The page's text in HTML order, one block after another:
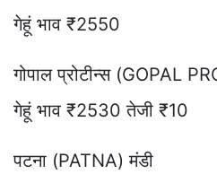
गेहूं भाव ₹2550
गोपाल प्रोटीन्स (GOPAL
गेहूं भाव ₹2530 तेजी ₹10
पटना (PATNA) मंडी